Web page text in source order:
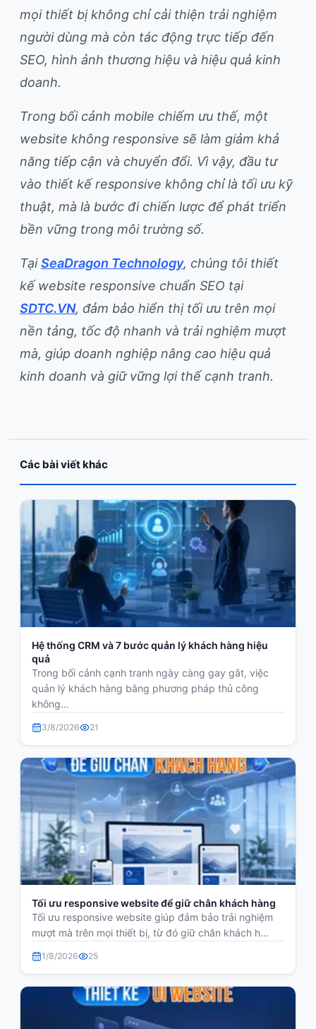
mọi thiết bị không chỉ cải thiện trải nghiệm
người dùng mà còn tác động trực tiếp đến
SEO, hình ảnh thương hiệu và hiệu quả kinh
doanh.
Trong bối cảnh mobile chiếm ưu thế, một
website không responsive sẽ làm giảm khả
năng tiếp cận và chuyển đổi. Vì vậy, đầu tư
vào thiết kế responsive không chỉ là tối ưu kỹ
thuật, mà là bước đi chiến lược để phát triển
bền vững trong môi trường số.
TạiSeaDragon Technology, chúng tôi thiết
kế website responsive chuẩn SEO tại
SDTC.VN, đảm bảo hiển thị tối ưu trên mọi
nền tảng, tốc độ nhanh và trải nghiệm mượt
mà, giúp doanh nghiệp nâng cao hiệu quả
kinh doanh và giữ vững lợi thế cạnh tranh.
Các bài viết khác
Hệ thống CRM và 7 bước quản lý khách hàng hiệu
quả
Trong bối cảnh cạnh tranh ngày càng gay gắt, việc
quản lý khách hàng bằng phương pháp thủ công
không...
3/8/2026 21
Tối ưu responsive website để giữ chân khách hàng
Tối ưu responsive website giúp đảm bảo trải nghiệm
mượt mà trên mọi thiết bị, từ đó giữ chân khách h...
1/8/2026 25